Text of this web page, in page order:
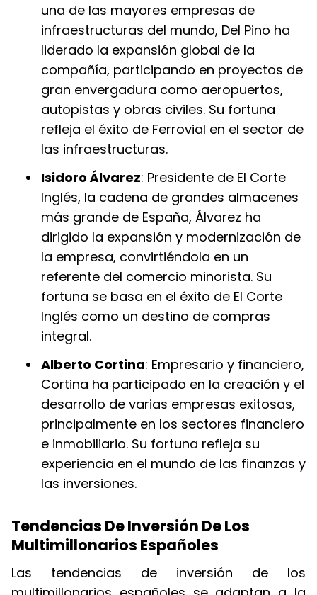
una de las mayores empresas de
infraestructuras del mundo, Del Pino ha
liderado la expansión global de la
compañía, participando en proyectos de
gran envergadura como aeropuertos,
autopistas y obras civiles. Su fortuna
refleja el éxito de Ferrovial en el sector de
las infraestructuras.
Isidoro Álvarez: Presidente de El Corte
Inglés, la cadena de grandes almacenes
más grande de España, Álvarez ha
dirigido la expansión y modernización de
la empresa, convirtiéndola en un
referente del comercio minorista. Su
fortuna se basa en el éxito de El Corte
Inglés como un destino de compras
integral.
Alberto Cortina: Empresario y financiero,
Cortina ha participado en la creación y el
desarrollo de varias empresas exitosas,
principalmente en los sectores financiero
e inmobiliario. Su fortuna refleja su
experiencia en el mundo de las finanzas y
las inversiones.
Tendencias De Inversión De Los
Multimillonarios Españoles
Las tendencias de inversión de los